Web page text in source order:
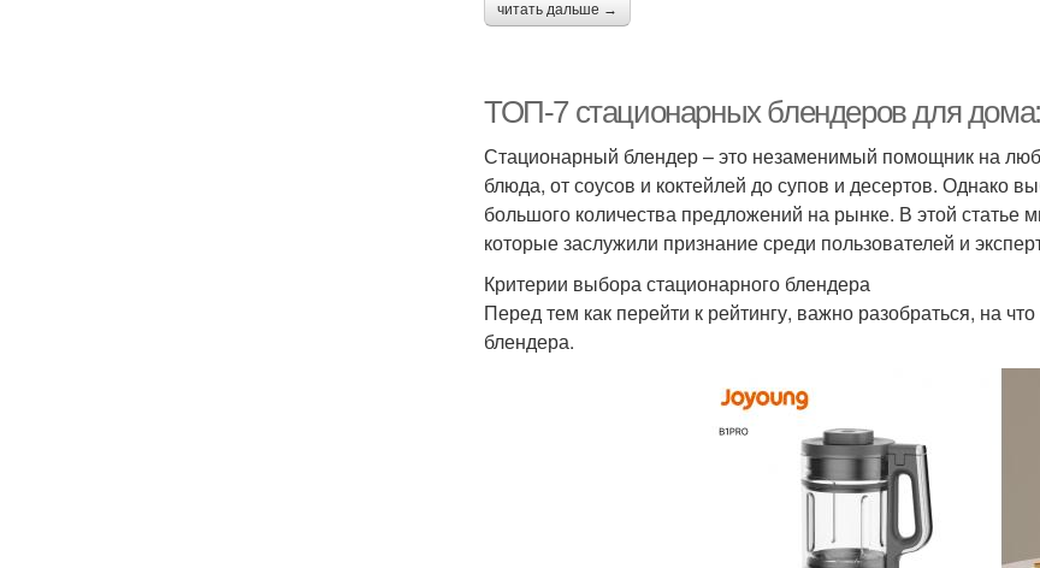
читать дальше →
ТОП-7 стационарных блендеров для
Стационарный блендер – это незаменимый помощник на
блюда, от соусов и коктейлей до супов и десертов.
большого количества предложений на рынке. В этой
которые заслужили признание среди пользователей и
Критерии выбора стационарного блендера
Перед тем как перейти к рейтингу, важно разобраться, на
блендера.